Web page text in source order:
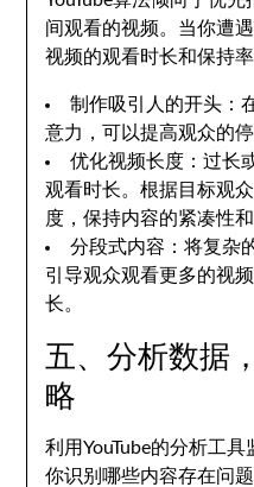
间观看的视频。当你遭遇
视频的观看时长和保持
制作吸引人的开头：
意力，可以提高观众的
优化视频长度：过长
观看时长。根据目标观
度，保持内容的紧凑性和
分段式内容：将复杂
引导观众观看更多的视
长。
五、分析数据
略
利用YouTube的分析工
你识别哪些内容存在问